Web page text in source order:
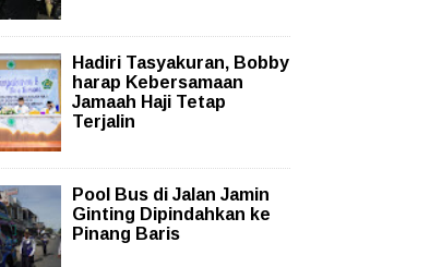
Hadiri Tasyakuran, Bobby
harap Kebersamaan
Jamaah Haji Tetap
Terjalin
Pool Bus di Jalan Jamin
Ginting Dipindahkan ke
Pinang Baris